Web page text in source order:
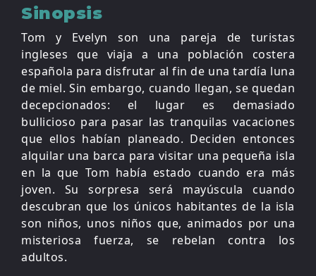
Sinopsis
Tom y Evelyn son una pareja de turistas
ingleses que viaja a una población costera
española para disfrutar al fin de una tardía luna
de miel. Sin embargo, cuando llegan, se quedan
decepcionados: el lugar es demasiado
bullicioso para pasar las tranquilas vacaciones
que ellos habían planeado. Deciden entonces
alquilar una barca para visitar una pequeña isla
en la que Tom había estado cuando era más
joven. Su sorpresa será mayúscula cuando
descubran que los únicos habitantes de la isla
son niños, unos niños que, animados por una
misteriosa fuerza, se rebelan contra los
adultos.